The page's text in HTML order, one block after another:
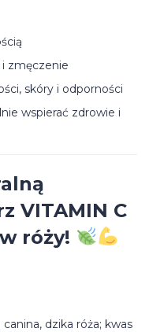
i zmęczenie
skóry i odporności
wspierać zdrowie i
VITAMIN C
róży!
dzika róża; kwas